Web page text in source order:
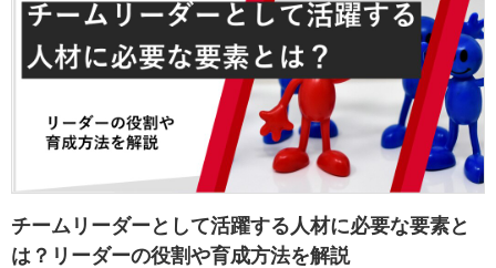
チームリーダーとして活躍する人材に必要な要素と
は？リーダーの役割や育成方法を解説